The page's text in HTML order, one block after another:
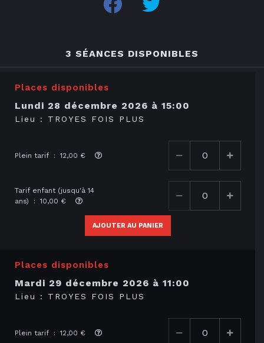
3 SÉANCES DISPONIBLES
Places disponibles
lundi 28 décembre 2026 à 15:00
Lieu : TROYES FOIS PLUS
Plein tarif : 12,00 €
Tarif enfant (jusqu'à 14
ans) : 10,00 €
AJOUTER AU PANIER
Places disponibles
mardi 29 décembre 2026 à 11:00
Lieu : TROYES FOIS PLUS
Plein tarif : 12,00 €